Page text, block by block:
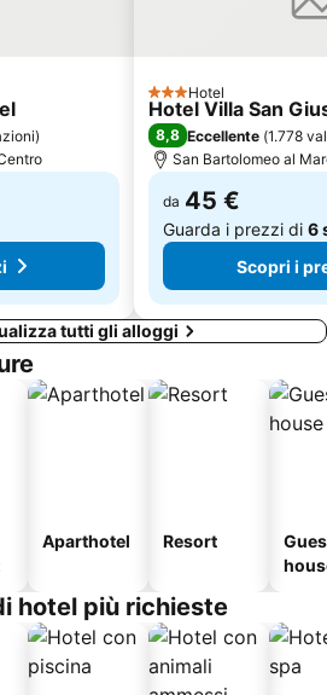
Lungomare Argentina
Via Aurelia
Borgo di Cervo
Museo dei Balzi Rossi
)
3 StelleHotel
Hotel Villa San
8,8 Eccellente (1.778
San Bartolomeo al
da 45 €
Guarda i prezzi di 6
Scopri i
tutti gli alloggi
Aparthotel Resort
hotel più richieste